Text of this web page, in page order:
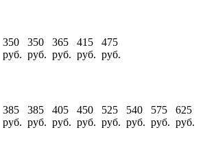
350
руб.
350
руб.
365
руб.
415
руб.
475
руб.
385
руб.
385
руб.
405
руб.
450
руб.
525
руб.
540
руб.
575
руб.
625
руб.